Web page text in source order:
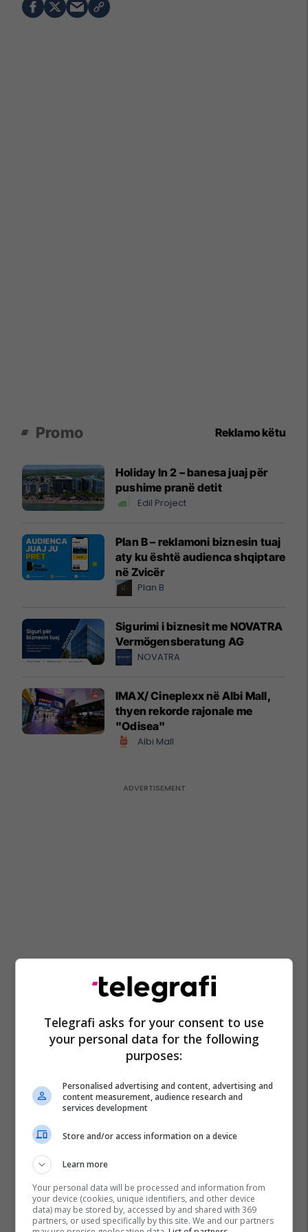
Promo Reklamo këtu
Holiday In 2 – banesa juaj për
pushime pranë detit
Edil Project
Plan B – reklamoni biznesin tuaj
aty ku është audienca shqiptare
në Zvicër
Plan B
Sigurimi i biznesit me NOVATRA
Vermögensberatung AG
NOVATRA
IMAX/ Cineplexx në Albi Mall,
thyen rekorde rajonale me
"Odisea"
Albi Mall
Telegrafi asks for your consent to use
your personal data for the following
purposes:
Personalised advertising and content, advertising and
content measurement, audience research and
services development
Store and/or access information on a device
Learn more
Your personal data will be processed and information from
your device (cookies, unique identifiers, and other device
data) may be stored by, accessed by and shared with 369
partners, or used specifically by this site. We and our partners